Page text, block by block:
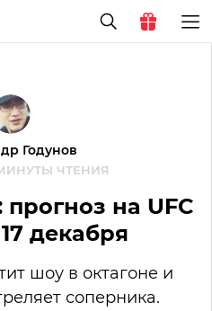
Годунов
ЧТЕНИЯ
на UFC
декабря
шоу в октагоне и
соперника.